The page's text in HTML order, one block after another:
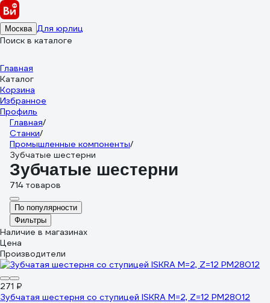
Москва Для юрлиц
Поиск в каталоге
Главная
Каталог
Корзина
Избранное
Профиль
Главная/
Станки/
Промышленные компоненты/
Зубчатые шестерни
Зубчатые шестерни
714 товаров
По популярности
Фильтры
Наличие в магазинах
Цена
Производители
271 ₽
Зубчатая шестерня со ступицей ISKRA M=2, Z=12 PM28012